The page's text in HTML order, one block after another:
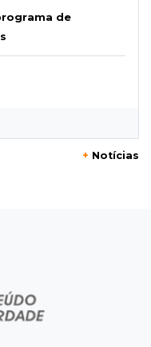
de
nesta sexta e
+ Notícias